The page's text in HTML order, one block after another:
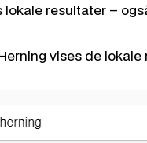
resultater –
vises de